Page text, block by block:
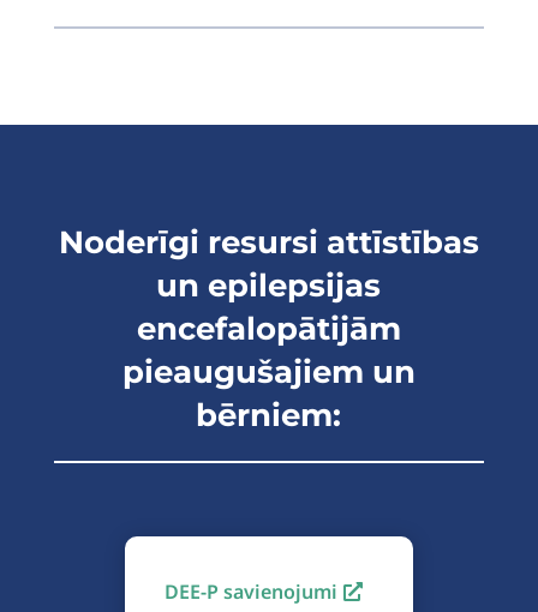
Noderīgi resursi attīstības
un epilepsijas
encefalopātijām
pieaugušajiem un
bērniem:
DEE-P savienojumi